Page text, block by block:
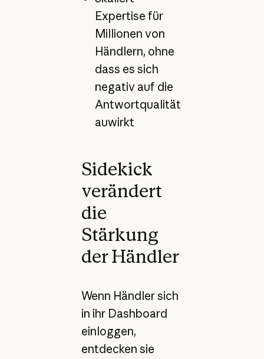
Expertise für
Millionen von
Händlern, ohne
dass es sich
negativ auf die
Antwortqualität
auwirkt
Sidekick
verändert
die
Stärkung
der Händler
Wenn Händler sich
in ihr Dashboard
einloggen,
entdecken sie